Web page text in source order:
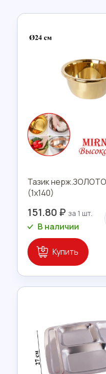
Тазик
(1х140)
151.80 ₽
В наличии
Купить